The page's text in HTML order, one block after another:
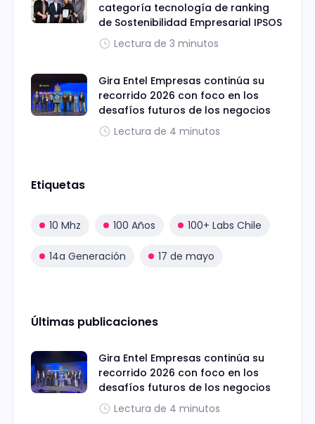
categoría tecnología de ranking
de Sostenibilidad Empresarial IPSOS
Lectura de 3 minutos
Gira Entel Empresas continúa su
recorrido 2026 con foco en los
desafíos futuros de los negocios
Lectura de 4 minutos
Etiquetas
10 Mhz 100 Años 100+ Labs Chile
14a Generación 17 de mayo
Últimas publicaciones
Gira Entel Empresas continúa su
recorrido 2026 con foco en los
desafíos futuros de los negocios
Lectura de 4 minutos